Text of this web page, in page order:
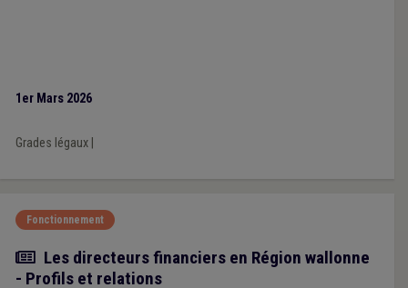
1er Mars 2026
Grades légaux|
Fonctionnement
Article
Les directeurs financiers en Région wallonne
- Profils et relations